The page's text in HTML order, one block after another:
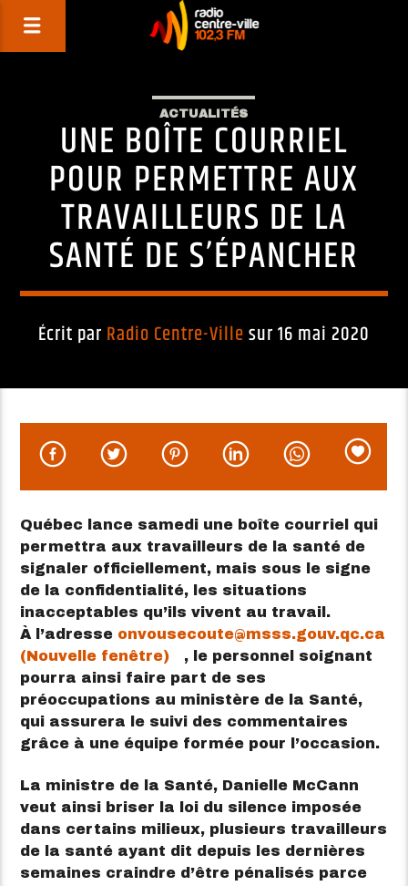
ACTUALITÉS
UNE BOÎTE COURRIEL
POUR PERMETTRE AUX
TRAVAILLEURS DE LA
SANTÉ DE S’ÉPANCHER
Écrit par Radio Centre-Villesur 16 mai 2020
Québec lance samedi une boîte courriel qui
permettra aux travailleurs de la santé de
signaler officiellement, mais sous le signe
de la confidentialité, les situations
inacceptables qu’ils vivent au travail.
À l’adresse onvousecoute@msss.gouv.qc.ca
(Nouvelle fenêtre)
, le personnel soignant
pourra ainsi faire part de ses
préoccupations au ministère de la Santé,
qui assurera le suivi des commentaires
grâce à une équipe formée pour l’occasion.
La ministre de la Santé, Danielle McCann
veut ainsi briser la loi du silence imposée
dans certains milieux, plusieurs travailleurs
de la santé ayant dit depuis les dernières
semaines craindre d’être pénalisés parce